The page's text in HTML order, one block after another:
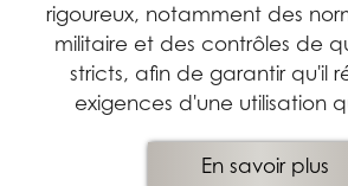
rigoureux, notamment des
militaire et des contrôles de
stricts, afin de garantir qu'il
exigences d'une utilisation
En savoir plus